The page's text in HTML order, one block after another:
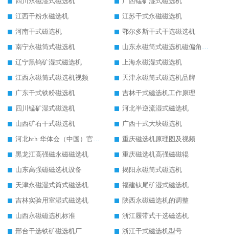
江西干粉永磁选机
江苏干式永磁磁选机
河南干式磁选机
鄂尔多斯干式干选磁选机
南宁永磁筒式磁选机
山东永磁筒式磁选机磁偏角怎么调整
辽宁黑钨矿湿式磁选机
上海永磁湿式磁选机
江西永磁筒式磁选机视频
天津永磁筒式磁选机品牌
广东干式铁粉磁选机
吉林干式磁选机工作原理
四川锰矿湿式磁选机
河北半逆流湿式磁选机
山西矿石干式磁选机
广西干式大块磁选机
河北hth·华体会（中国）官方网站-hth.com 工作视频
重庆磁选机原理图及视频
黑龙江高强磁永磁磁选机
重庆磁选机高强磁磁辊
山东高强磁磁选机设备
揭阳永磁筒式磁选机
天津永磁湿式筒式磁选机
福建钛尾矿湿式磁选机
吉林实验用室湿式磁选机
陕西永磁磁选机的调整
山西永磁磁选机标准
浙江履带式干选磁选机
邢台干选铁矿磁选机厂
浙江干式磁选机型号